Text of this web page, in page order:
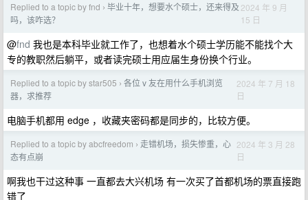
Replied to a topic by fnd › 毕业十年，想要水个硕士，还来得及
吗，该咋选？
2024 年 9 月
15 日
@fnd 我也是本科毕业就工作了，也想着水个硕士学历能不能找个大
专的教职然后躺平，或者读完硕士用应届生身份换个行业。
Replied to a topic by star505 › 各位 v 友在用什么手机浏览
器，求推荐
2024 年 7 月 18
日
电脑手机都用 edge ，收藏夹密码都是同步的，比较方便。
Replied to a topic by abcfreedom › 走错机场，损失惨重，心
态有点崩
2024 年 3 月 28
日
啊我也干过这种事 一直都去大兴机场 有一次买了首都机场的票直接跑
错了